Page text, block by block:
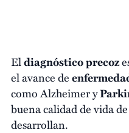
Eldiagnóstico precoz
el avance de
como Alzheimer y
buena calidad de vida
desarrollan.